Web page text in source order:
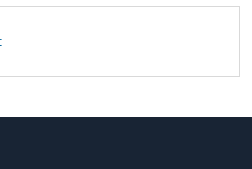
από πολυκατοικία στην Ηλιούπολη